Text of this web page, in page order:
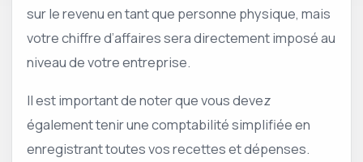
sur le revenu en tant que personne physique, mais
votre chiffre d’affaires sera directement imposé au
niveau de votre entreprise.
Il est important de noter que vous devez
également tenir une comptabilité simplifiée en
enregistrant toutes vos recettes et dépenses.